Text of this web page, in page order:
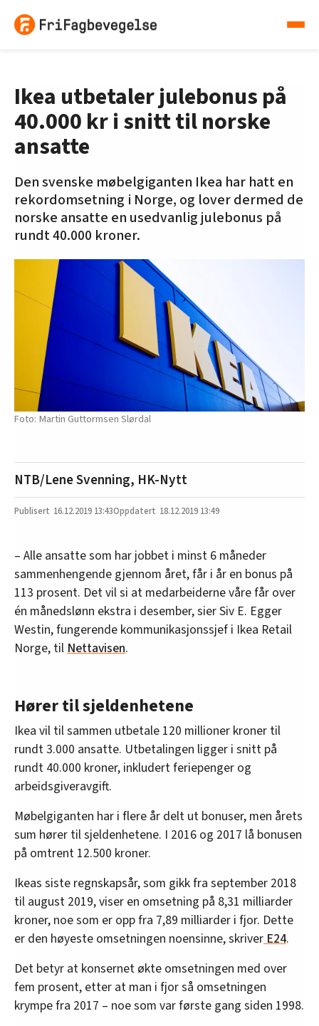
Ikea utbetaler julebonus på
40.000 kr i snitt til norske
ansatte
Den svenske møbelgiganten Ikea har hatt en
rekordomsetning i Norge, og lover dermed de
norske ansatte en usedvanlig julebonus på
rundt 40.000 kroner.
Martin Guttormsen Slørdal
NTB/Lene Svenning, HK-Nytt
16.12.2019 13:43 18.12.2019 13:49
– Alle ansatte som har jobbet i minst 6 måneder
sammenhengende gjennom året, får i år en bonus på
113 prosent. Det vil si at medarbeiderne våre får over
én månedslønn ekstra i desember, sier Siv E. Egger
Westin, fungerende kommunikasjonssjef i Ikea Retail
Norge, tilNettavisen.
Hører til sjeldenhetene
Ikea vil til sammen utbetale 120 millioner kroner til
rundt 3.000 ansatte. Utbetalingen ligger i snitt på
rundt 40.000 kroner, inkludert feriepenger og
arbeidsgiveravgift.
Møbelgiganten har i flere år delt ut bonuser, men årets
sum hører til sjeldenhetene. I 2016 og 2017 lå bonusen
på omtrent 12.500 kroner.
Ikeas siste regnskapsår, som gikk fra september 2018
til august 2019, viser en omsetning på 8,31 milliarder
kroner, noe som er opp fra 7,89 milliarder i fjor. Dette
er den høyeste omsetningen noensinne, skriverE24.
Det betyr at konsernet økte omsetningen med over
fem prosent, etter at man i fjor så omsetningen
krympe fra 2017 – noe som var første gang siden 1998.